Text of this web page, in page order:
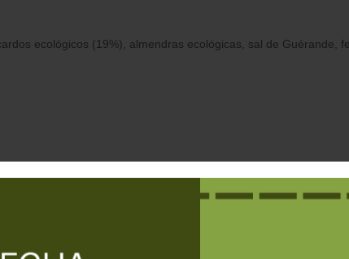
ecológicos (19%), almendras ecológicas, sal de Guérande,
fundente es ideal para tostadas, y hará maravillas en pizzas